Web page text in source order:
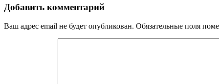
Добавить комментарий
Ваш адрес email не будет опубликован. Обязательные поля